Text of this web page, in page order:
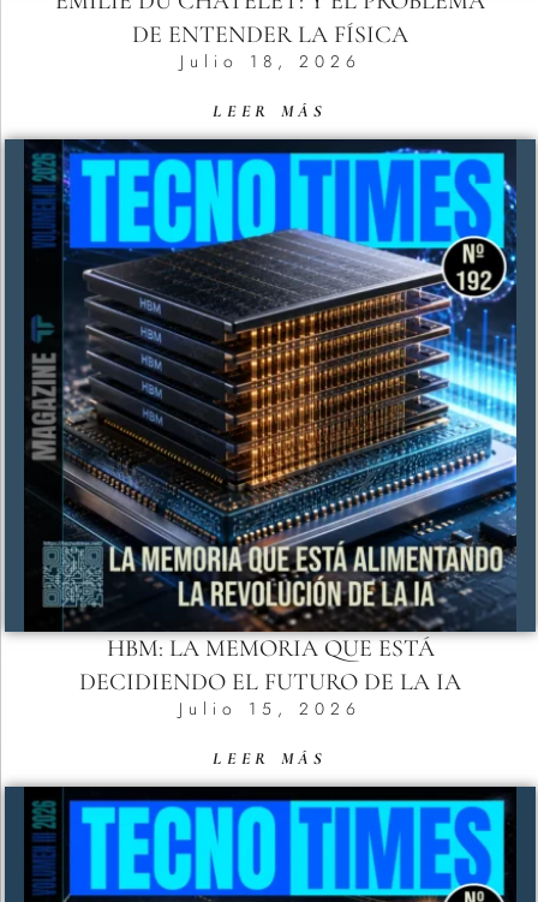
DE ENTENDER LA FÍSICA
Julio 18, 2026
LEER MÁS
HBM: LA MEMORIA QUE ESTÁ
DECIDIENDO EL FUTURO DE LA IA
Julio 15, 2026
LEER MÁS